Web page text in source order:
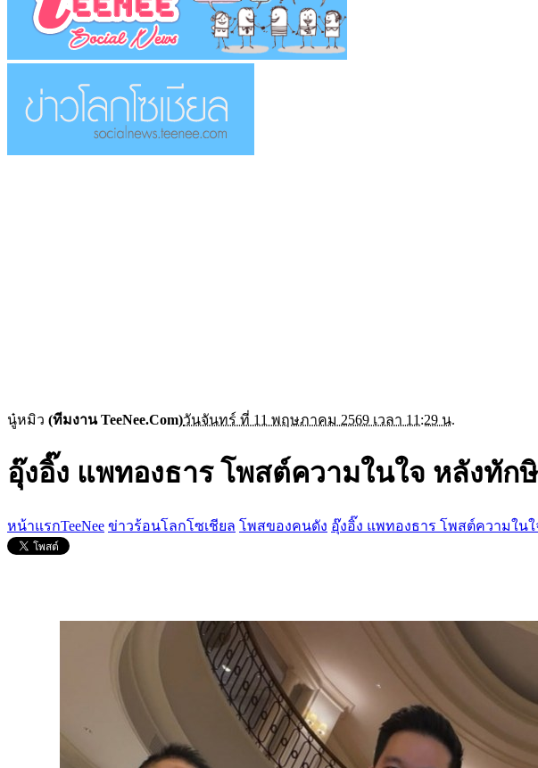
นู๋หมิว (ทีมงาน TeeNee.Com)วันจันทร์ ที่ 11 พฤษภาคม 2569 เวลา 11:29 น.
อุ๊งอิ๊ง แพทองธาร โพสต์ความในใจ หลังทัก
หน้าแรกTeeNee ข่าวร้อนโลกโซเชียล โพสของคนดัง อุ๊งอิ๊ง แพทองธาร โพสต์ความใน